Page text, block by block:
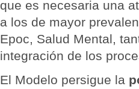
que es necesaria una
a los de mayor
Epoc, Salud Mental,
integración de los
El Modelo persigue la